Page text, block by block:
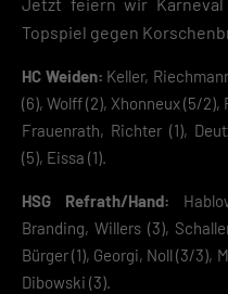
Topspiel gegen
HC Weiden: Keller,
(6), Wolff (2), Xhonneux (5/2),
Frauenrath, Richter (1),
(5), Eissa (1).
HSG Refrath/Hand:
Branding, Willers (3),
Bürger (1), Georgi, Noll (3/3),
Dibowski (3).